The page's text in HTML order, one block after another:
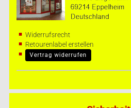
Widerrufsrecht
Retourenlabel erstellen
Vertrag widerrufen